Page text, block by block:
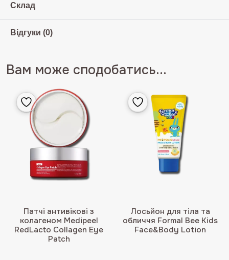
Склад
Відгуки (0)
Вам може сподобатись...
Патчі антивікові з
колагеном Medipeel
RedLacto Collagen Eye
Patch
Лосьйон для тіла та
обличчя Formal Bee Kids
Facе&Body Lotion